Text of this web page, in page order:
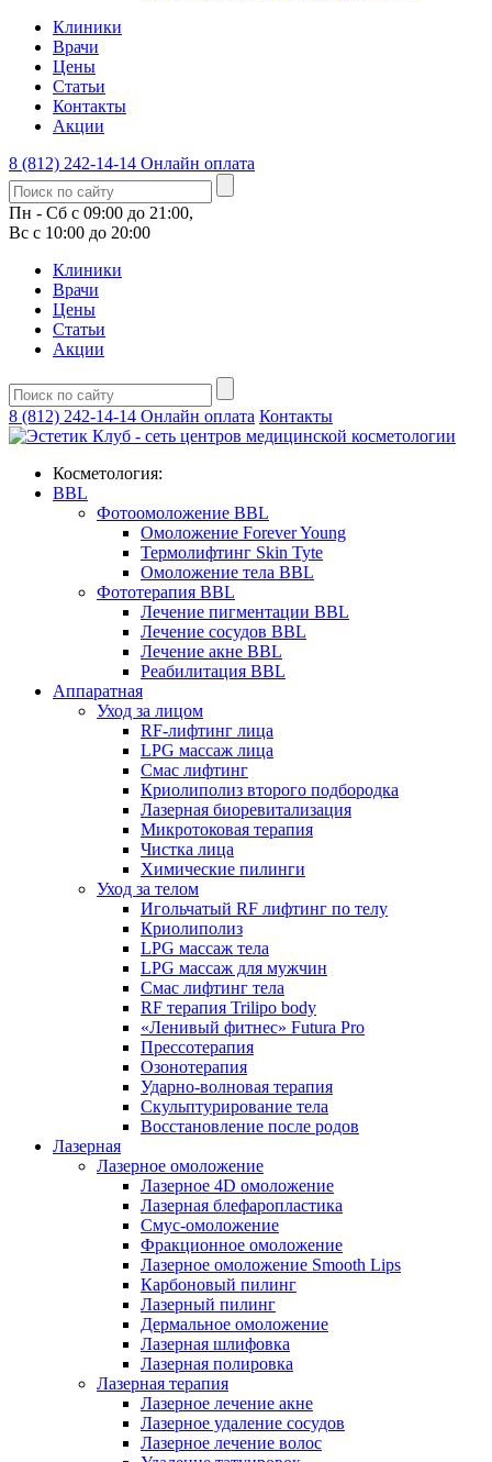
Клиники
Врачи
Цены
Статьи
Контакты
Акции
8 (812) 242-14-14 Онлайн оплата
Пн - Сб с 09:00 до 21:00,
Вс с 10:00 до 20:00
Клиники
Врачи
Цены
Статьи
Акции
8 (812) 242-14-14 Онлайн оплата Контакты
Косметология:
BBL
Фотоомоложение BBL
Омоложение Forever Young
Термолифтинг Skin Tyte
Омоложение тела BBL
Фототерапия BBL
Лечение пигментации BBL
Лечение сосудов BBL
Лечение акне BBL
Реабилитация BBL
Аппаратная
Уход за лицом
RF-лифтинг лица
LPG массаж лица
Смас лифтинг
Криолиполиз второго подбородка
Лазерная биоревитализация
Микротоковая терапия
Чистка лица
Химические пилинги
Уход за телом
Игольчатый RF лифтинг по телу
Криолиполиз
LPG массаж тела
LPG массаж для мужчин
Смас лифтинг тела
RF терапия Trilipo body
«Ленивый фитнес» Futura Pro
Прессотерапия
Озонотерапия
Ударно-волновая терапия
Скульптурирование тела
Восстановление после родов
Лазерная
Лазерное омоложение
Лазерное 4D омоложение
Лазерная блефаропластика
Смус-омоложение
Фракционное омоложение
Лазерное омоложение Smooth Lips
Карбоновый пилинг
Лазерный пилинг
Дермальное омоложение
Лазерная шлифовка
Лазерная полировка
Лазерная терапия
Лазерное лечение акне
Лазерное удаление сосудов
Лазерное лечение волос